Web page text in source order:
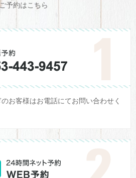
ご予約はこちら
お客様はお電話にてお問い合わせく